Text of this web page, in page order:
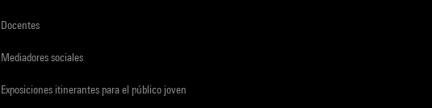
Docentes
Mediadores sociales
Exposiciones itinerantes para el público joven